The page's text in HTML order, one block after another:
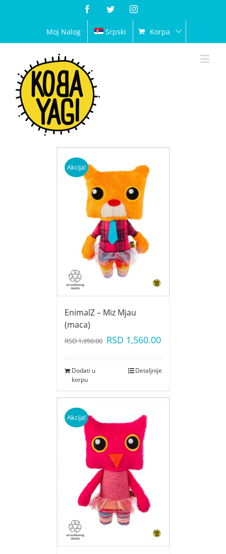
FacebookTwitterInstagram
Moj Nalog Srpski Korpa
Akcija!
EnimalZ – Miz Mjau
(maca)
RSD1,950.00 RSD 1,560.00
Dodati u
korpu
Detaljnije
Akcija!